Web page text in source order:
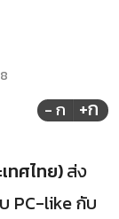
- ก +ก
ทศไทย)ส่ง
PC-like กับ